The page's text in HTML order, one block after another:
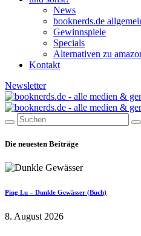
News
booknerds.de
Gewinnspiele
Specials
Alternativen zu
Kontakt
Newsletter
Die neuesten Beiträge
Ping Lu – Dunkle Gewässer (Buch)
8. August 2026